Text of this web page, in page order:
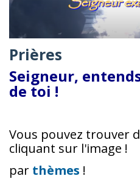
Prières
Seigneur,
de toi !
Vous pouvez trouver
cliquant sur l'image !
par thèmes !